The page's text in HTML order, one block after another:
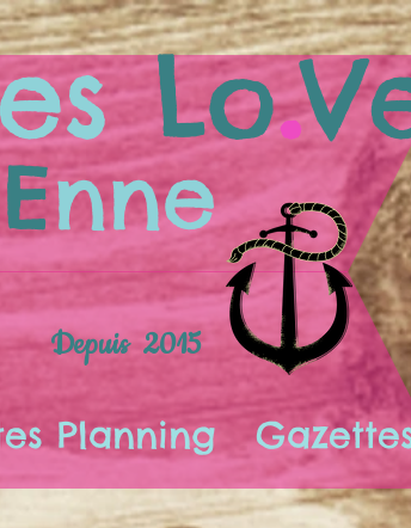
Lo.
Enne
Depuis 2015
Planning